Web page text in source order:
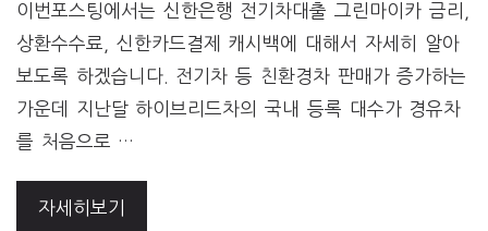
이번포스팅에서는 신한은행 전기차대출 그린마이카 금리,
상환수수료, 신한카드결제 캐시백에 대해서 자세히 알아
보도록 하겠습니다. 전기차 등 친환경차 판매가 증가하는
가운데 지난달 하이브리드차의 국내 등록 대수가 경유차
를 처음으로 …
자세히보기